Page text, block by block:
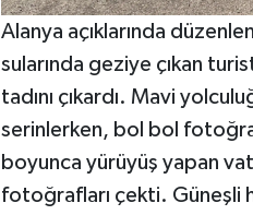
Alanya açıklarında
sularında geziye çıkan
tadını çıkardı. Mavi
serinlerken, bol bol
boyunca yürüyüş yapan
fotoğrafları çekti. Güneşli